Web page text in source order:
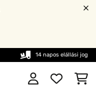
14 napos elállási jog